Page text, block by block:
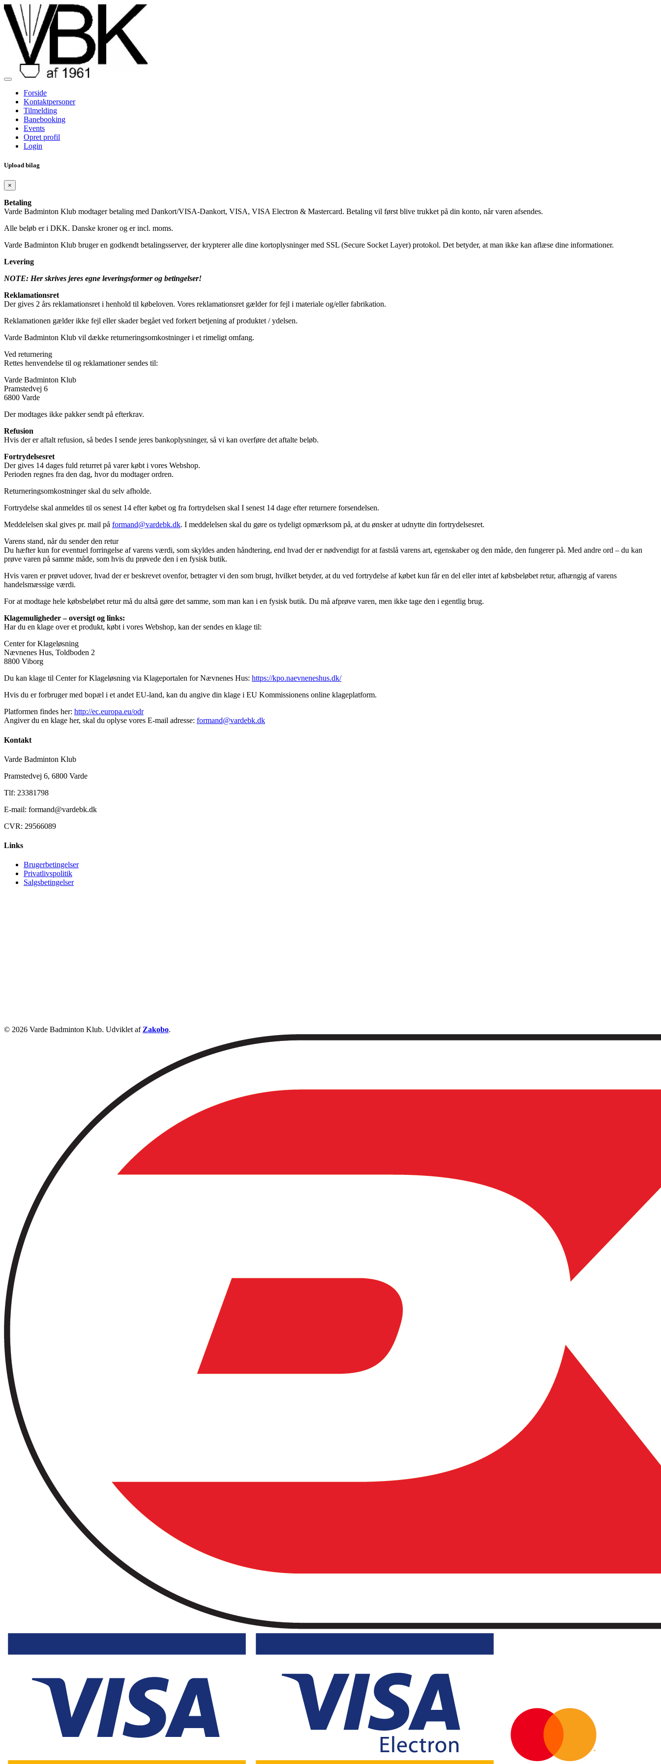
Forside
Kontaktpersoner
Tilmelding
Banebooking
Events
Opret profil
Login
Upload bilag
×
Betaling
Varde Badminton Klub modtager betaling med Dankort/VISA-Dankort, VISA, VISA Electron & Mastercard. Betaling vil først blive trukket på din konto, når varen afsendes.
Alle beløb er i DKK. Danske kroner og er incl. moms.
Varde Badminton Klub bruger en godkendt betalingsserver, der krypterer alle dine kortoplysninger med SSL (Secure Socket Layer) protokol. Det betyder, at man ikke kan aflæse dine informationer.
Levering
NOTE: Her skrives jeres egne leveringsformer og betingelser!
Reklamationsret
Der gives 2 års reklamationsret i henhold til købeloven. Vores reklamationsret gælder for fejl i materiale og/eller fabrikation.
Reklamationen gælder ikke fejl eller skader begået ved forkert betjening af produktet / ydelsen.
Varde Badminton Klub vil dække returneringsomkostninger i et rimeligt omfang.
Ved returnering
Rettes henvendelse til og reklamationer sendes til:
Varde Badminton Klub
Pramstedvej 6
6800 Varde
Der modtages ikke pakker sendt på efterkrav.
Refusion
Hvis der er aftalt refusion, så bedes I sende jeres bankoplysninger, så vi kan overføre det aftalte beløb.
Fortrydelsesret
Der gives 14 dages fuld returret på varer købt i vores Webshop.
Perioden regnes fra den dag, hvor du modtager ordren.
Returneringsomkostninger skal du selv afholde.
Fortrydelse skal anmeldes til os senest 14 efter købet og fra fortrydelsen skal I senest 14 dage efter returnere forsendelsen.
Meddelelsen skal gives pr. mail på formand@vardebk.dk. I meddelelsen skal du gøre os tydeligt opmærksom på, at du ønsker at udnytte din fortrydelsesret.
Varens stand, når du sender den retur
Du hæfter kun for eventuel forringelse af varens værdi, som skyldes anden håndtering, end hvad der er nødvendigt for at fastslå varens art, egenskaber og den måde, den fungerer på. Med andre ord – du kan
prøve varen på samme måde, som hvis du prøvede den i en fysisk butik.
Hvis varen er prøvet udover, hvad der er beskrevet ovenfor, betragter vi den som brugt, hvilket betyder, at du ved fortrydelse af købet kun får en del eller intet af købsbeløbet retur, afhængig af varens
handelsmæssige værdi.
For at modtage hele købsbeløbet retur må du altså gøre det samme, som man kan i en fysisk butik. Du må afprøve varen, men ikke tage den i egentlig brug.
Klagemuligheder – oversigt og links:
Har du en klage over et produkt, købt i vores Webshop, kan der sendes en klage til:
Center for Klageløsning
Nævnenes Hus, Toldboden 2
8800 Viborg
Du kan klage til Center for Klageløsning via Klageportalen for Nævnenes Hus: https://kpo.naevneneshus.dk/
Hvis du er forbruger med bopæl i et andet EU-land, kan du angive din klage i EU Kommissionens online klageplatform.
Platformen findes her: http://ec.europa.eu/odr
Angiver du en klage her, skal du oplyse vores E-mail adresse: formand@vardebk.dk
Kontakt
Varde Badminton Klub
Pramstedvej 6, 6800 Varde
Tlf: 23381798
E-mail: formand@vardebk.dk
CVR: 29566089
Links
Brugerbetingelser
Privatlivspolitik
Salgsbetingelser
© 2026 Varde Badminton Klub. Udviklet afZakobo.